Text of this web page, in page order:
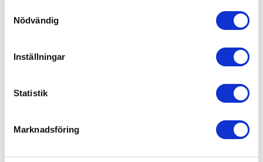
Nödvändig
Inställningar
Statistik
Marknadsföring